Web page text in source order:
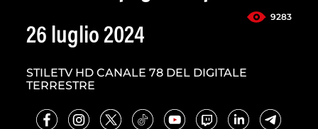
9283
26 luglio 2024
STILETV HD CANALE 78 DEL DIGITALE
TERRESTRE